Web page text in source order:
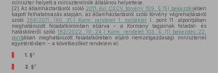
miniszter helyett a miniszterelnök általános helyettese.
[2] Az államháztartásról szóló 2011. évi CXCV. törvény 109. § (5) bekezdésében
kapott felhatalmazás alapján, az államháztartásról szóló törvény végrehajtásáról
szóló 368/2011. (XII. 31.) Korm. rendelet 1. melléklet I. pont 11. alpontjában
meghatározott feladatkörömben eljárva − a Kormány tagjainak feladat- és
hatásköréről szóló182/2022. (V. 24.) Korm. rendelet 103. § (1) bekezdés 22.
pontjában meghatározott feladatkörében eljáró nemzetgazdasági miniszterrel
egyetértésben − a következőket rendelem el:
1. §2
2. §3